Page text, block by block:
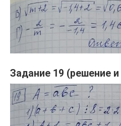
Задание 19 (решение и